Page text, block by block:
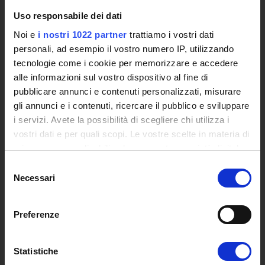
Uso responsabile dei dati
Noi e i nostri 1022 partner trattiamo i vostri dati
personali, ad esempio il vostro numero IP, utilizzando
tecnologie come i cookie per memorizzare e accedere
alle informazioni sul vostro dispositivo al fine di
pubblicare annunci e contenuti personalizzati, misurare
gli annunci e i contenuti, ricercare il pubblico e sviluppare
i servizi. Avete la possibilità di scegliere chi utilizza i
vostri dati e per quali scopi. Le vostre scelte in materia di
privacy sono applicabili solo su questa proprietà digitale
modificare o revocare il proprio consenso in qualsiasi
momento dalla Dichiarazione sui cookie o facendo clic
raccogliere informazioni sulla tua posizione
delNecessari
Preferenze
Statistiche
L'infrastruttura di e-Learning
Siti Istituzionali e Progetti Interuniversitari
Accesso alla Banca Dati di Segreteria Online
Posta Elettronica Certificata - PEC
Bacheca del Rettore
DIDATTICA
Corsi di Laurea
Corsi di Perfezionamento
Percorsi abilitanti di formazione iniziale degli insegnanti
Certificazioni e Alta Formazione Professionale